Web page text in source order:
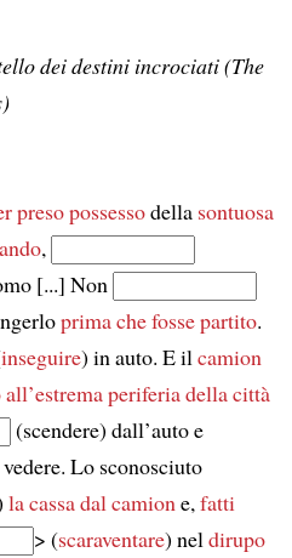
dei destini incrociati (The
preso possessodella sontuosa
,
[...] Non
prima che fosse partito.
inseguire) in auto. E il camion
periferia della città
(scendere) dall’auto e
Lo sconosciuto
la cassa dal camion e, fatti
> (scaraventare) nel dirupo